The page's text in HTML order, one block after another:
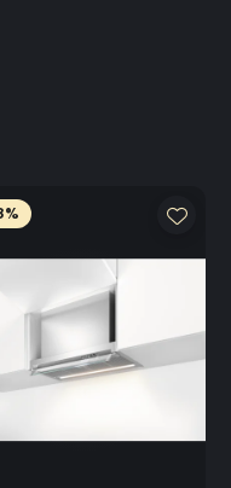
dintr-o privire să-ți
pornit și pe ce
nu-i așa?
arzătorul este pornit.
setat. Adio
ușor
O hotă compatibilă
lucru se întâmplă pe